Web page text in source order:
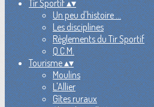
Tir Sportif▴▾
Un peu d'histoire ...
Les disciplines
Règlements du Tir Sportif
Q.C.M.
Tourisme▴▾
Moulins
L'Allier
Gîtes ruraux